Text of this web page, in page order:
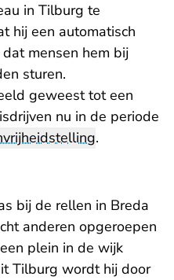
in Tilburg te
hij een automatisch
mensen hem bij
sturen.
geweest tot een
nu in de periode
.
bij de rellen in Breda
anderen opgeroepen
plein in de wijk
Tilburg wordt hij door